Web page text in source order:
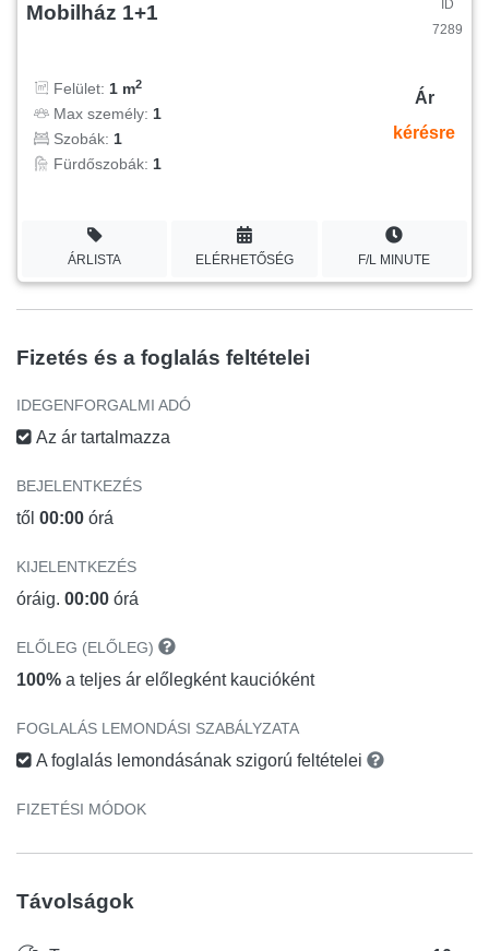
Mobilház 1+1
ID
7289
Felület: 1 m2
Max személy: 1
Szobák: 1
Fürdőszobák: 1
Ár
kérésre
ÁRLISTA ELÉRHETŐSÉG F/L MINUTE
Fizetés és a foglalás feltételei
IDEGENFORGALMI ADÓ
Az ár tartalmazza
BEJELENTKEZÉS
től 00:00 órá
KIJELENTKEZÉS
óráig. 00:00 órá
ELŐLEG (ELŐLEG)
100% a teljes ár előlegként kaucióként
FOGLALÁS LEMONDÁSI SZABÁLYZATA
A foglalás lemondásának szigorú feltételei
FIZETÉSI MÓDOK
Távolságok